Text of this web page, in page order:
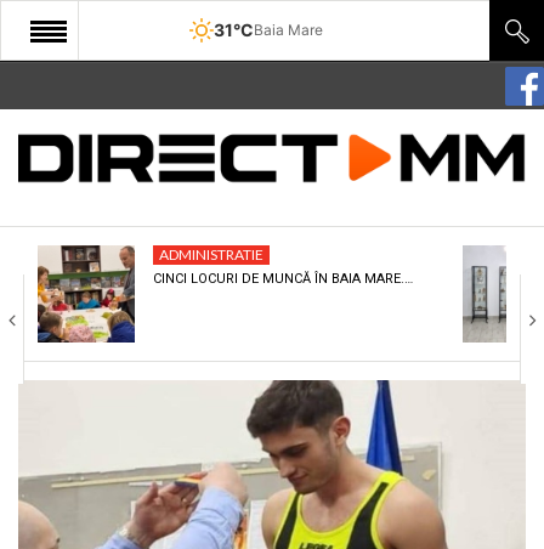
31°CBaia Mare
START
COMUNITATE
CULTURA
ECONOMIE
SANATATE
POLITIC
ADMINISTRATIE
CINCI LOCURI DE MUNCĂ ÎN BAIA MARE.…